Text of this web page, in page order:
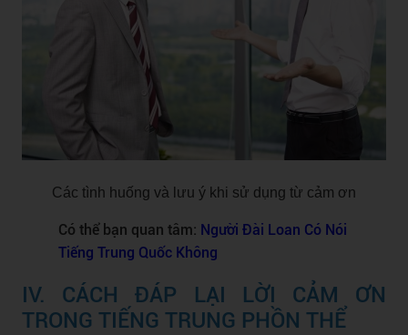
Các tình huống và lưu ý khi sử dụng từ cảm ơn
Có thể bạn quan tâm: Người Đài Loan Có Nói
Tiếng Trung Quốc Không
IV. CÁCH ĐÁP LẠI LỜI CẢM ƠN
TRONG TIẾNG TRUNG PHỒN THỂ